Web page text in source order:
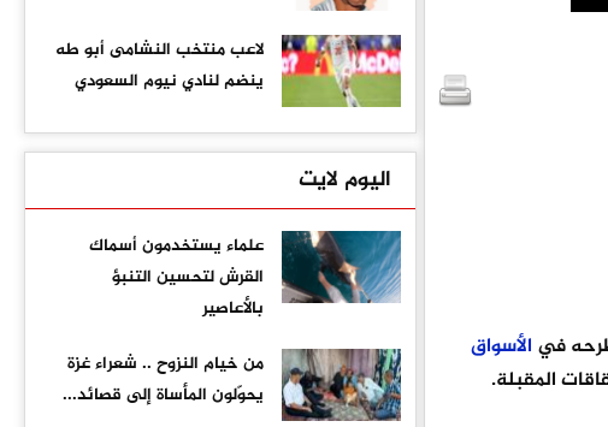
طرحه في الأسواق
المقبلة.
لاعب منتخب النشامى أبو طه
ينضم لنادي نيوم السعودي
اليوم لايت
علماء يستخدمون أسماك
القرش لتحسين التنبؤ
بالأعاصير
من خيام النزوح .. شعراء غزة
يحوّلون المأساة إلى قصائد...